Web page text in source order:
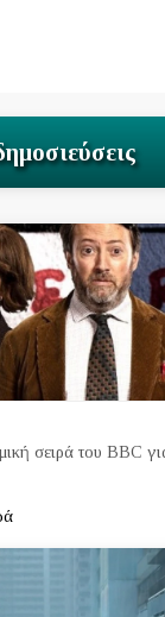
σειρά του BBC